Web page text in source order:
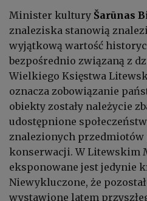
Minister kultury Šarūnas
znaleziska stanowią
wyjątkową wartość
bezpośrednio związaną z
Wielkiego Księstwa
oznacza zobowiązanie
obiekty zostały należycie
udostępnione
znalezionych przedmiotów
konserwacji. W Litewskim
eksponowane jest jedynie
Niewykluczone, że
wystawione latem